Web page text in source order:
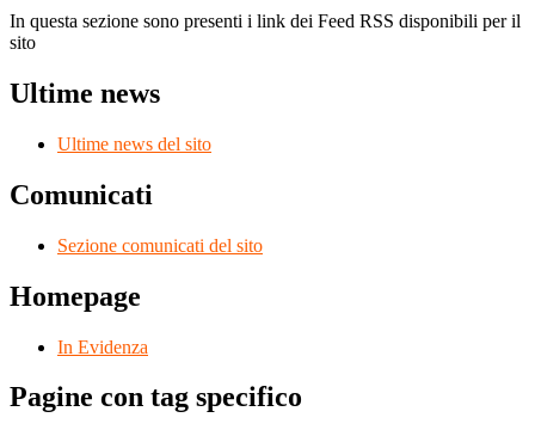
In questa sezione sono presenti i link dei Feed RSS disponibili per il
sito
Ultime news
Ultime news del sito
Comunicati
Sezione comunicati del sito
Homepage
In Evidenza
Pagine con tag specifico